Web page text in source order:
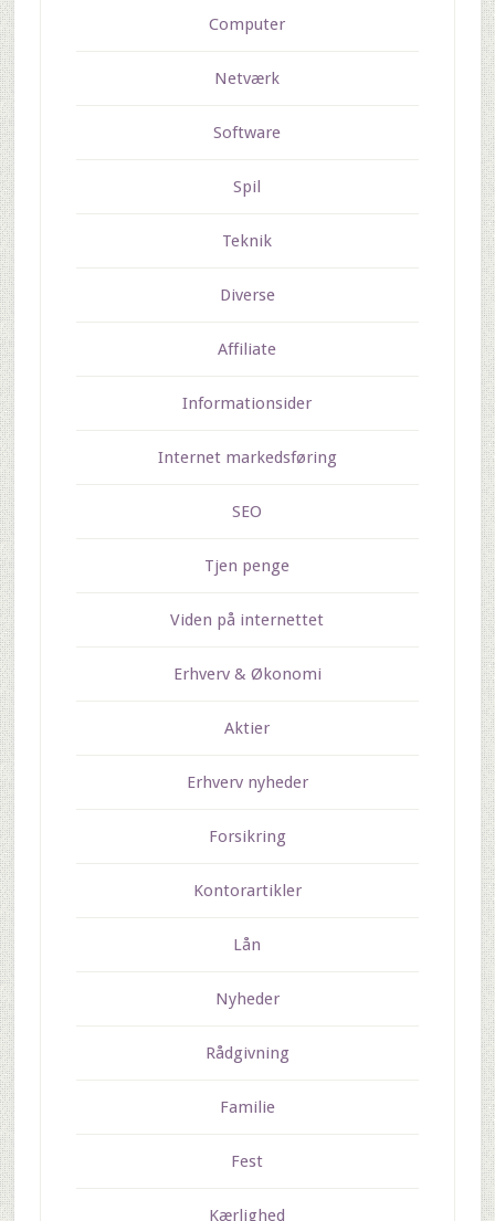
Computer
Netværk
Software
Spil
Teknik
Diverse
Affiliate
Informationsider
Internet markedsføring
SEO
Tjen penge
Viden på internettet
Erhverv & Økonomi
Aktier
Erhverv nyheder
Forsikring
Kontorartikler
Lån
Nyheder
Rådgivning
Familie
Fest
Kærlighed